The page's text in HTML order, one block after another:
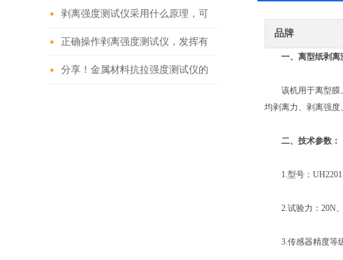
剥离强度测试仪采用什么原理，可
用于哪些产品？
正确操作剥离强度测试仪，发挥有
效技术特点
分享！金属材料抗拉强度测试仪的
品牌
一、离型纸剥离
该机用于离型膜、
均剥离力、剥离强度
二、 技术参数：
1.型号：UH2201
2.试验力：20N、
3.传感器精度等级